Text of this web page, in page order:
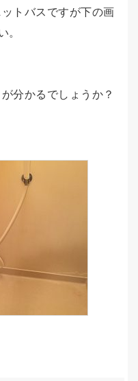
トバスですが下の画
。
分かるでしょうか？